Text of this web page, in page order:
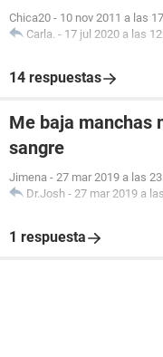
Chica20 - 10 nov 2011 a las
Carla. - 17 jul 2020 a las
14 respuestas
Me baja manchas
sangre
Jimena - 27 mar 2019 a las
Dr.Josh - 27 mar 2019 a
1 respuesta